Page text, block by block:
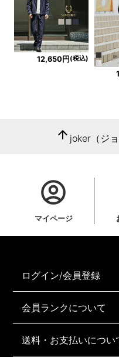
12,650円(税込)
arrow_upward joker（ジ
マイページ
ログイン/会員登録
会員ランクについて
送料・お支払いについ